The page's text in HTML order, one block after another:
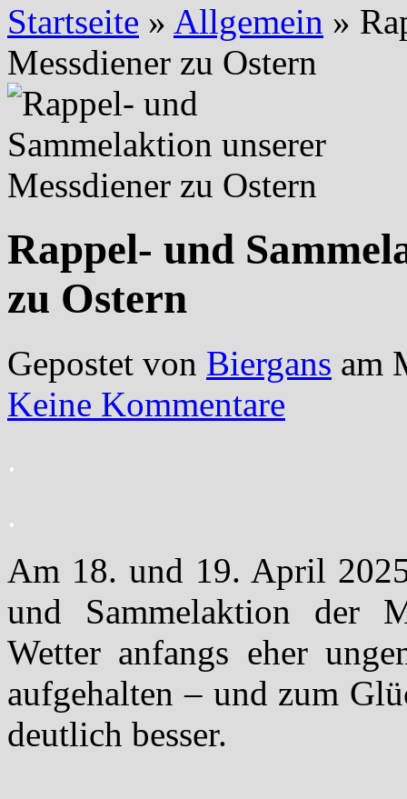
Startseite » Allgemein »
Messdiener zu Ostern
Rappel- und
zu Ostern
Gepostet von Biergans am
Keine Kommentare
.
.
Am 18. und 19. April
und Sammelaktion der
Wetter anfangs eher
aufgehalten – und zum
deutlich besser.